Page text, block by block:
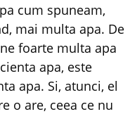
cum spuneam,
mai multa apa. De
foarte multa apa
apa, este
apa. Si, atunci, el
o are, ceea ce nu